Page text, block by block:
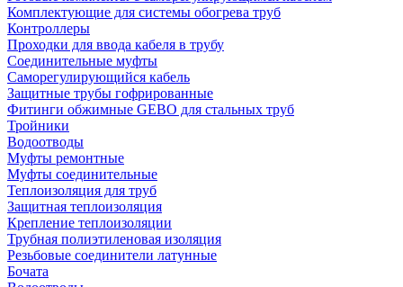
Комплектующие для системы обогрева труб
Контроллеры
Проходки для ввода кабеля в трубу
Соединительные муфты
Саморегулирующийся кабель
Защитные трубы гофрированные
Фитинги обжимные GEBO для стальных труб
Тройники
Водоотводы
Муфты ремонтные
Муфты соединительные
Теплоизоляция для труб
Защитная теплоизоляция
Крепление теплоизоляции
Трубная полиэтиленовая изоляция
Резьбовые соединители латунные
Бочата